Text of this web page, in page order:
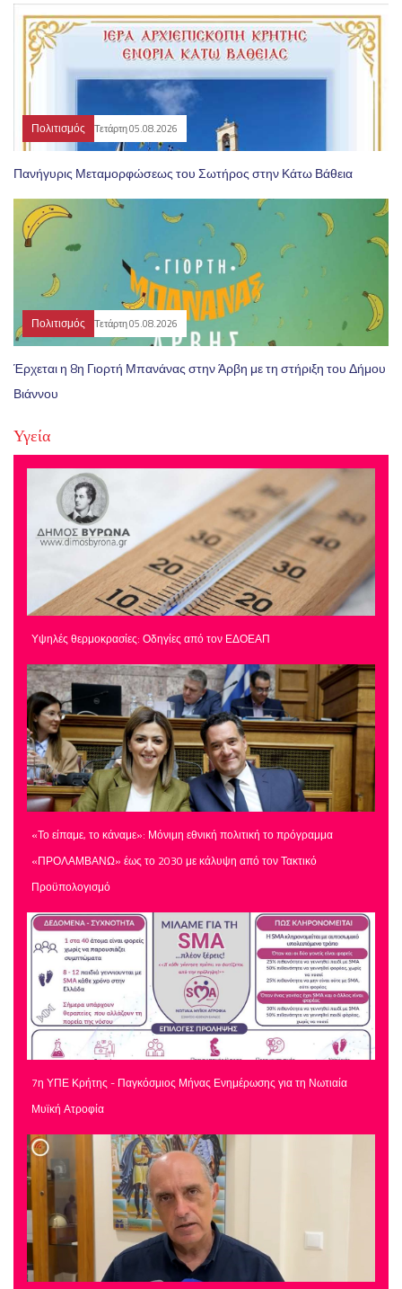
Πολιτισμός Τετάρτη 05.08.2026
Πανήγυρις Μεταμορφώσεως του Σωτήρος στην Κάτω Βάθεια
Πολιτισμός Τετάρτη 05.08.2026
Έρχεται η 8η Γιορτή Μπανάνας στην Άρβη με τη στήριξη του Δήμου
Βιάννου
Υγεία
Υψηλές θερμοκρασίες: Οδηγίες από τον ΕΔΟΕΑΠ
«Το είπαμε, το κάναμε»: Μόνιμη εθνική πολιτική το πρόγραμμα
«ΠΡΟΛΑΜΒΑΝΩ» έως το 2030 με κάλυψη από τον Τακτικό
Προϋπολογισμό
7η ΥΠΕ Κρήτης - Παγκόσμιος Μήνας Ενημέρωσης για τη Νωτιαία
Μυϊκή Ατροφία